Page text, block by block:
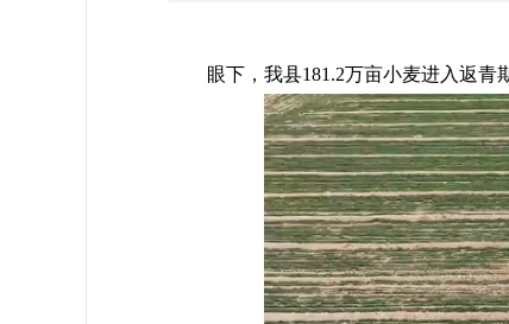
眼下，我县181.2万亩小麦进入返青期